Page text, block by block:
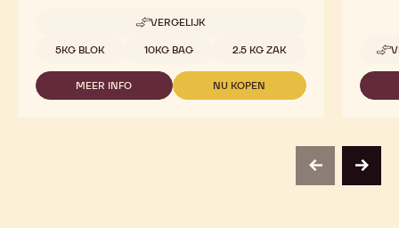
VERGELIJK
-
Beschikbare maten
5KG BLOK 10KG BAG 2.5 KG ZAK
MEER INFO
-
NU KOPEN
-
previousnext